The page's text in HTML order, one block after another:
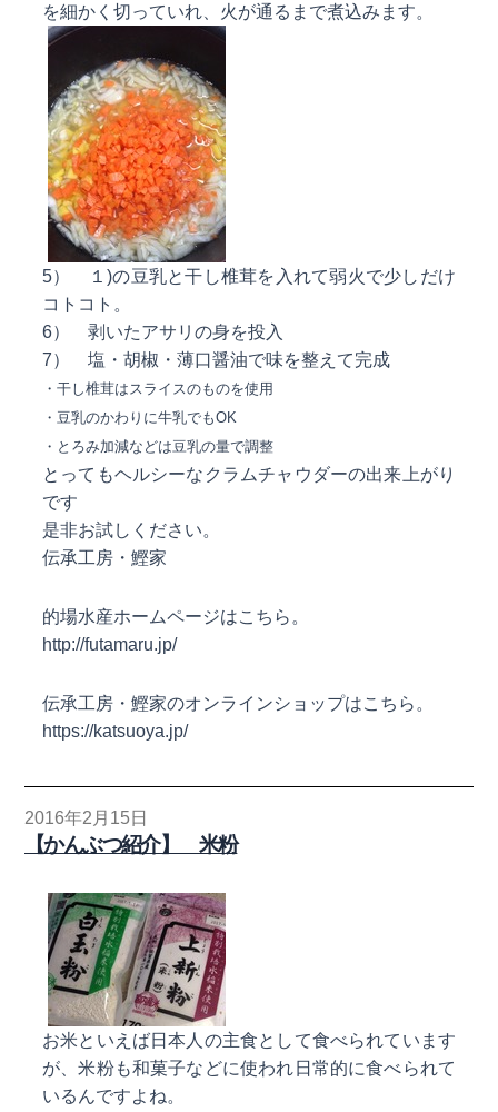
を細かく切っていれ、火が通るまで煮込みます。
5） １)の豆乳と干し椎茸を入れて弱火で少しだけ
コトコト。
6） 剥いたアサリの身を投入
7） 塩・胡椒・薄口醤油で味を整えて完成
・干し椎茸はスライスのものを使用
・豆乳のかわりに牛乳でもOK
・とろみ加減などは豆乳の量で調整
とってもヘルシーなクラムチャウダーの出来上がり
です
是非お試しください。
伝承工房・鰹家
的場水産ホームページはこちら。
http://futamaru.jp/
伝承工房・鰹家のオンラインショップはこちら。
https://katsuoya.jp/
2016年2月15日
【かんぶつ紹介】 米粉
お米といえば日本人の主食として食べられています
が、米粉も和菓子などに使われ日常的に食べられて
いるんですよね。